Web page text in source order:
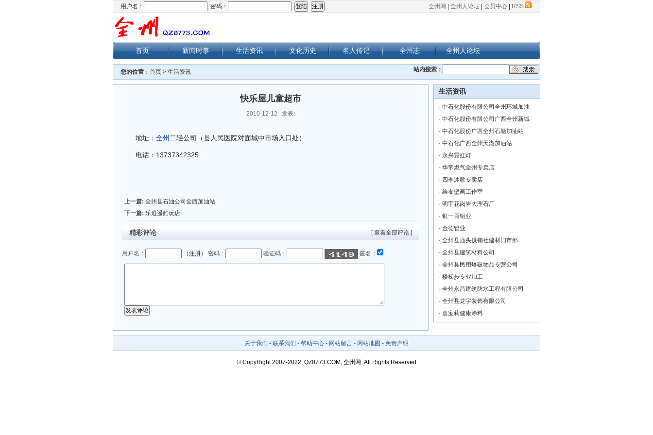
全州网 全州人论坛 会员中心 RSS
用户名： 密码：
首页 新闻时事 生活资讯 文化历史 名人传记 全州志 全州人论坛
您的位置 ： 首页 > 生活资讯 站内搜索：
快乐屋儿童超市
2010-12-12 发表:
地址： 全州 二轻公司（县人民医院对面城中市场入口处）
电话：13737342325
上一篇: 全州县石油公司全西加油站
下一篇: 乐逍遥酷玩店
[ 查看全部评论 ]
精彩评论
用户名： （注册） 密码： 验证码： 匿名：
生活资讯
· 中石化股份有限公司全州环城加油
· 中石化股份有限公司广西全州新城
· 中石化股份广西全州石塘加油站
· 中石化广西全州天湖加油站
· 永兴霓虹灯
· 华帝燃气全州专卖店
· 四季沐歌专卖店
· 绘友壁画工作室
· 明宇花岗岩大理石厂
· 银一百铝业
· 金德管业
· 全州县庙头供销社建材门市部
· 全州县建筑材料公司
· 全州县民用爆破物品专营公司
· 楼梯步专业加工
· 全州永昌建筑防水工程有限公司
· 全州县龙宇装饰有限公司
· 嘉宝莉健康涂料
关于我们 - 联系我们 - 帮助中心 - 网站留言 - 网站地图 - 免责声明
© CopyRight 2007-2022, QZ0773.COM, 全州网. All Rights Reserved